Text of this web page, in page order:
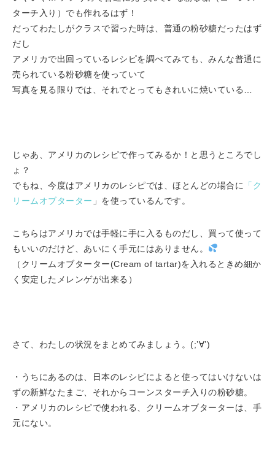
ターチ入り）でも作れるはず！
だってわたしがクラスで習った時は、普通の粉砂糖だったはず
だし
アメリカで出回っているレシピを調べてみても、みんな普通に
売られている粉砂糖を使っていて
写真を見る限りでは、それでとってもきれいに焼いている…
じゃあ、アメリカのレシピで作ってみるか！と思うところでし
ょ？
でもね、今度はアメリカのレシピでは、ほとんどの場合に
「ク
リームオブターター 」を使っているんです。
こちらはアメリカでは手軽に手に入るものだし、買って使って
もいいのだけど、あいにく手元にはありません。
（クリームオブターター(Cream of tartar)を入れるときめ細か
く安定したメレンゲが出来る）
さて、わたしの状況をまとめてみましょう。(;’∀’)
・うちにあるのは、日本のレシピによると使ってはいけないは
ずの新鮮なたまご、それからコーンスターチ入りの粉砂糖。
・アメリカのレシピで使われる、クリームオブターターは、手
元にない。